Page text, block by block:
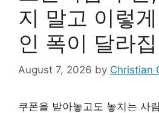
지 말고 이렇
인 폭이 달라
August 7, 2026 by Christian
쿠폰을 받아놓고도 놓치는 사